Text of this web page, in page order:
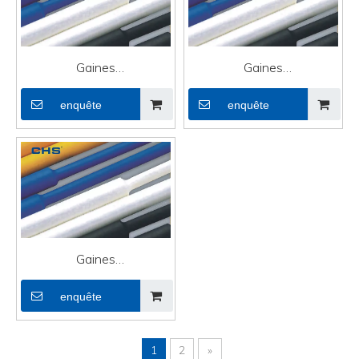
Gaines
thermorétractables en
caoutchouc haute
performance pour fils
enquête
Gaines
thermorétractables en
PVC de grand diamètre
enquête
Gaines
thermorétractables en
PVC de grand diamètre
enquête
1 2 »